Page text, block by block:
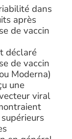
dans
après
de vaccin
déclaré
de vaccin
Moderna)
une
viral